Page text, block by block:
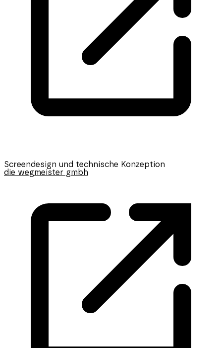
Screendesign und technische Konzeption
die wegmeister gmbh